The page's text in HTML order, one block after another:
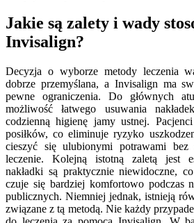
Jakie są zalety i wady
Invisalign?
Decyzja o wyborze metody leczenia
dobrze przemyślana, a Invisalign ma
pewne ograniczenia. Do głównych
możliwość łatwego usuwania
codzienną higienę jamy ustnej.
posiłków, co eliminuje ryzyko
cieszyć się ulubionymi potrawami
leczenie. Kolejną istotną zaletą jest
nakładki są praktycznie niewidoczne,
czuje się bardziej komfortowo podczas
publicznych. Niemniej jednak, istnieją
związane z tą metodą. Nie każdy